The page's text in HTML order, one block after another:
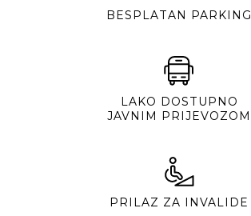
BESPLATAN PARKING
LAKO DOSTUPNO
JAVNIM PRIJEVOZOM
PRILAZ ZA INVALIDE